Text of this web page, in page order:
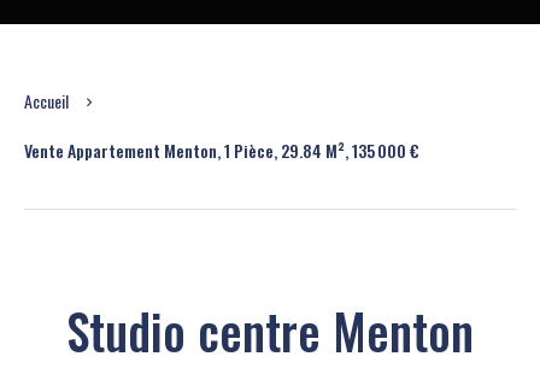
Accueil
Vente Appartement Menton, 1 Pièce, 29.84 M², 135 000 €
Studio centre Menton